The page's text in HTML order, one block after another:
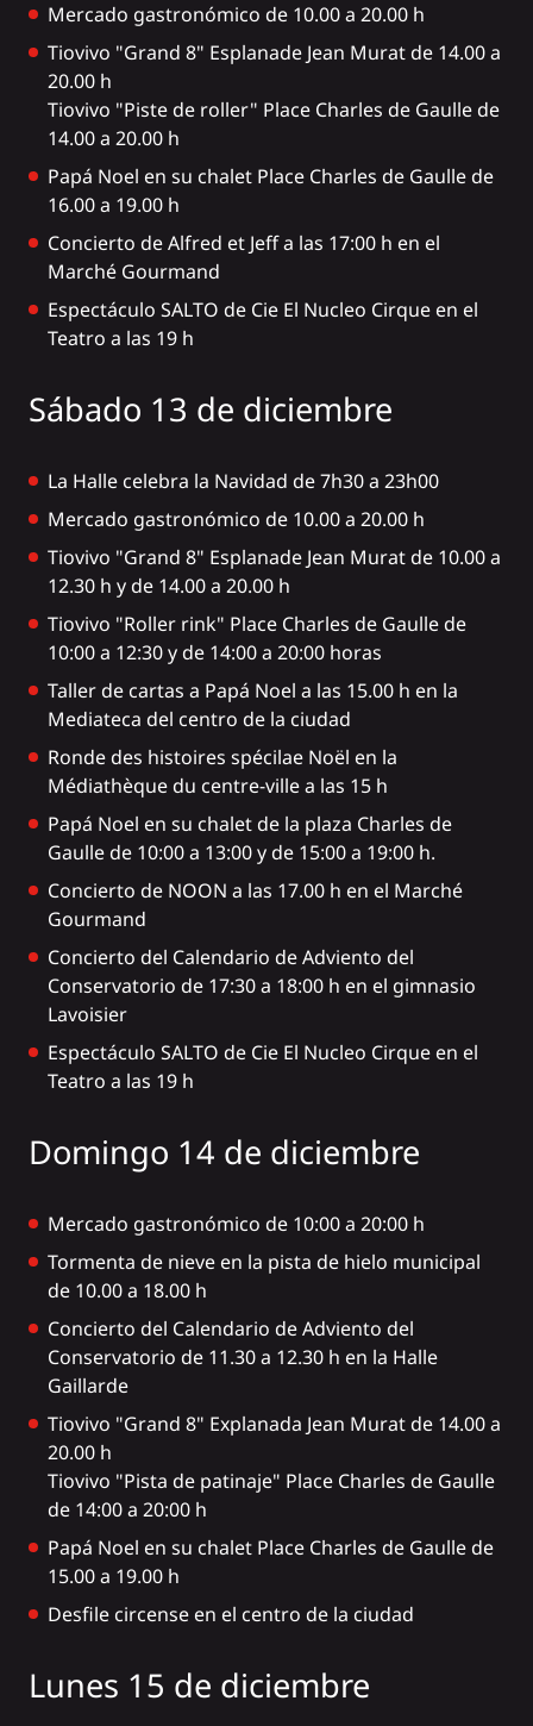
Mercado gastronómico de 10.00 a 20.00 h
Tiovivo "Grand 8" Esplanade Jean Murat de 14.00 a
20.00 h
Tiovivo "Piste de roller" Place Charles de Gaulle de
14.00 a 20.00 h
Papá Noel en su chalet Place Charles de Gaulle de
16.00 a 19.00 h
Concierto de Alfred et Jeff a las 17:00 h en el
Marché Gourmand
Espectáculo SALTO de Cie El Nucleo Cirque en el
Teatro a las 19 h
Sábado 13 de diciembre
La Halle celebra la Navidad de 7h30 a 23h00
Mercado gastronómico de 10.00 a 20.00 h
Tiovivo "Grand 8" Esplanade Jean Murat de 10.00 a
12.30 h y de 14.00 a 20.00 h
Tiovivo "Roller rink" Place Charles de Gaulle de
10:00 a 12:30 y de 14:00 a 20:00 horas
Taller de cartas a Papá Noel a las 15.00 h en la
Mediateca del centro de la ciudad
Ronde des histoires spécilae Noël en la
Médiathèque du centre-ville a las 15 h
Papá Noel en su chalet de la plaza Charles de
Gaulle de 10:00 a 13:00 y de 15:00 a 19:00 h.
Concierto de NOON a las 17.00 h en el Marché
Gourmand
Concierto del Calendario de Adviento del
Conservatorio de 17:30 a 18:00 h en el gimnasio
Lavoisier
Espectáculo SALTO de Cie El Nucleo Cirque en el
Teatro a las 19 h
Domingo 14 de diciembre
Mercado gastronómico de 10:00 a 20:00 h
Tormenta de nieve en la pista de hielo municipal
de 10.00 a 18.00 h
Concierto del Calendario de Adviento del
Conservatorio de 11.30 a 12.30 h en la Halle
Gaillarde
Tiovivo "Grand 8" Explanada Jean Murat de 14.00 a
20.00 h
Tiovivo "Pista de patinaje" Place Charles de Gaulle
de 14:00 a 20:00 h
Papá Noel en su chalet Place Charles de Gaulle de
15.00 a 19.00 h
Desfile circense en el centro de la ciudad
Lunes 15 de diciembre